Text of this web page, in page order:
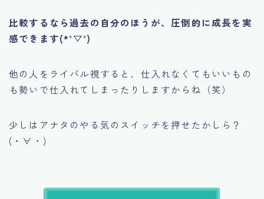
比較するなら過去の自分のほうが、圧倒的に成長を実
感できます(*’▽’)
他の人をライバル視すると、仕入れなくてもいいもの
も勢いで仕入れてしまったりしますからね（笑）
少しはアナタのやる気のスイッチを押せたかしら？
(・∀・)